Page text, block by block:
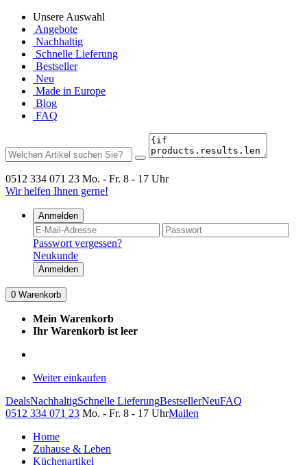
Unsere Auswahl
Angebote
Nachhaltig
Schnelle Lieferung
Bestseller
Neu
Made in Europe
Blog
FAQ
0512 334 071 23 Mo. - Fr. 8 - 17 Uhr
Wir helfen Ihnen gerne!
Anmelden
Passwort vergessen?
Neukunde
Anmelden
0 Warenkorb
Mein Warenkorb
Ihr Warenkorb ist leer
Weiter einkaufen
DealsNachhaltigSchnelle LieferungBestsellerNeuFAQ
0512 334 071 23 Mo. - Fr. 8 - 17 UhrMailen
Home
Zuhause & Leben
Küchenartikel